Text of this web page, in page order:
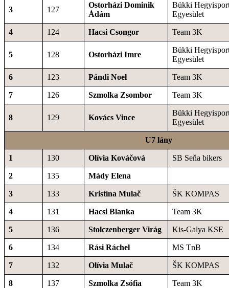
3 127
Ostorházi Dominik
Ádám
Bükki
Egyesület
4 124 Hacsi Csongor Team 3K
5 128 Ostorházi Imre
Bükki
Egyesület
6 123 Pándi Noel Team 3K
7 126 Szmolka Zsombor Team 3K
8 129 Kovács Vince
Bükki
Egyesület
U7 lány
1 130 Olívia Kováčová SB Seňa bikers
2 135 Mády Elena
3 133 Kristína Mulač ŠK KOMPAS
4 131 Hacsi Blanka Team 3K
5 136 Stolczenberger Virág Kis-Galya KSE
6 134 Rási Ráchel MS TnB
7 132 Olívia Mulač ŠK KOMPAS
8 137 Szmolka Zsófia Team 3K